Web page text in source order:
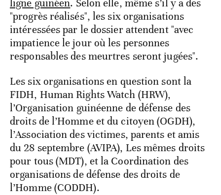
ligne guinéen. Selon elle, même s’il y a des
"progrès réalisés", les six organisations
intéressées par le dossier attendent "avec
impatience le jour où les personnes
responsables des meurtres seront jugées".
Les six organisations en question sont la
FIDH, Human Rights Watch (HRW),
l’Organisation guinéenne de défense des
droits de l’Homme et du citoyen (OGDH),
l’Association des victimes, parents et amis
du 28 septembre (AVIPA), Les mêmes droits
pour tous (MDT), et la Coordination des
organisations de défense des droits de
l’Homme (CODDH).